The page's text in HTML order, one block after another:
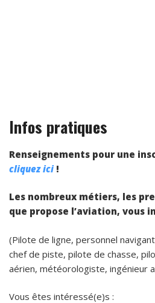
Infos pratiques
Renseignements pour une
cliquez ici !
Les nombreux métiers, les
que propose l’aviation, vous
(Pilote de ligne, personnel
chef de piste, pilote de chasse,
aérien, météorologiste, ingénieur
Vous êtes intéressé(e)s :